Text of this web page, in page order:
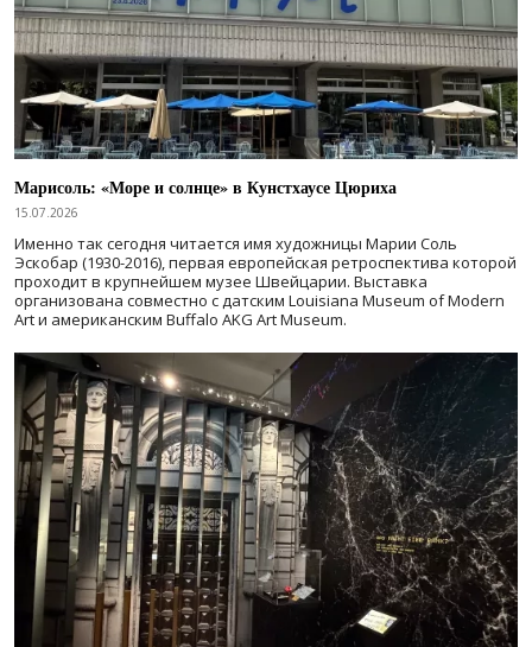
Марисоль: «Море и солнце» в Кунстхаусе Цюриха
15.07.2026
Именно так сегодня читается имя художницы Марии Соль
Эскобар (1930-2016), первая европейская ретроспектива которой
проходит в крупнейшем музее Швейцарии. Выставка
организована совместно с датским Louisiana Museum of Modern
Art и американским Buffalo AKG Art Museum.